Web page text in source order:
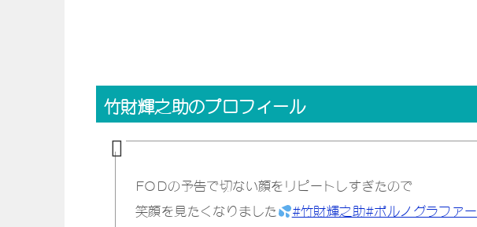
竹財輝之助のプロフィール
FODの予告で切ない顔をリピートしすぎたので
笑顔を見たくなりました
#竹財輝之助#ポルノグラファー